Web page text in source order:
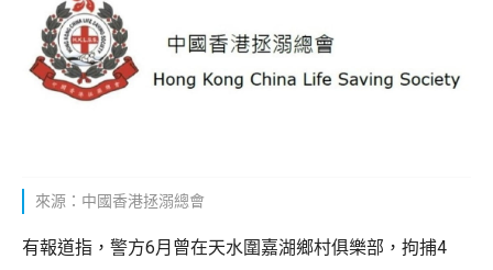
來源：中國香港拯溺總會
有報道指，警方6月曾在天水圍嘉湖鄉村俱樂部，拘捕4